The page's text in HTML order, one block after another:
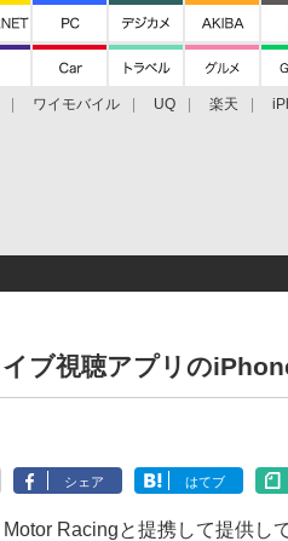
ワイモバイル UQ 楽天
ブ視聴アプリの
シェア はてブ
Racingと提携して提供し